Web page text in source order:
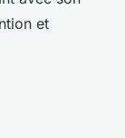
et